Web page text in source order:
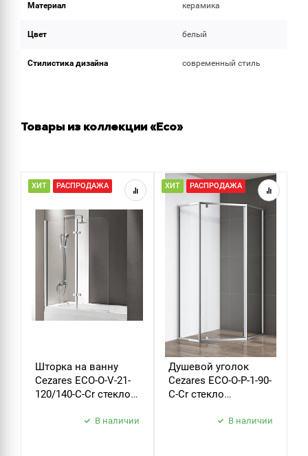
Материал керамика
Цвет белый
Стилистика дизайна современный стиль
Товары из коллекции «Eco»
ХИТ РАСПРОДАЖА
Шторка на ванну
Cezares ECO-O-V-21-
120/140-C-Cr стекло
В наличии
ХИТ РАСПРОДАЖА
Душевой уголок
Cezares ECO-O-P-1-90-
C-Cr стекло
В наличии